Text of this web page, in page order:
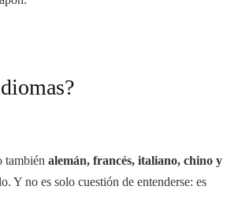
también alemán, francés, italiano, chino y
Y no es solo cuestión de entenderse: es